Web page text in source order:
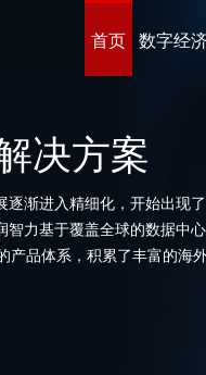
首页 数字经
决方案
渐进入精细化，开始出现
力基于覆盖全球的数据中
产品体系，积累了丰富的海